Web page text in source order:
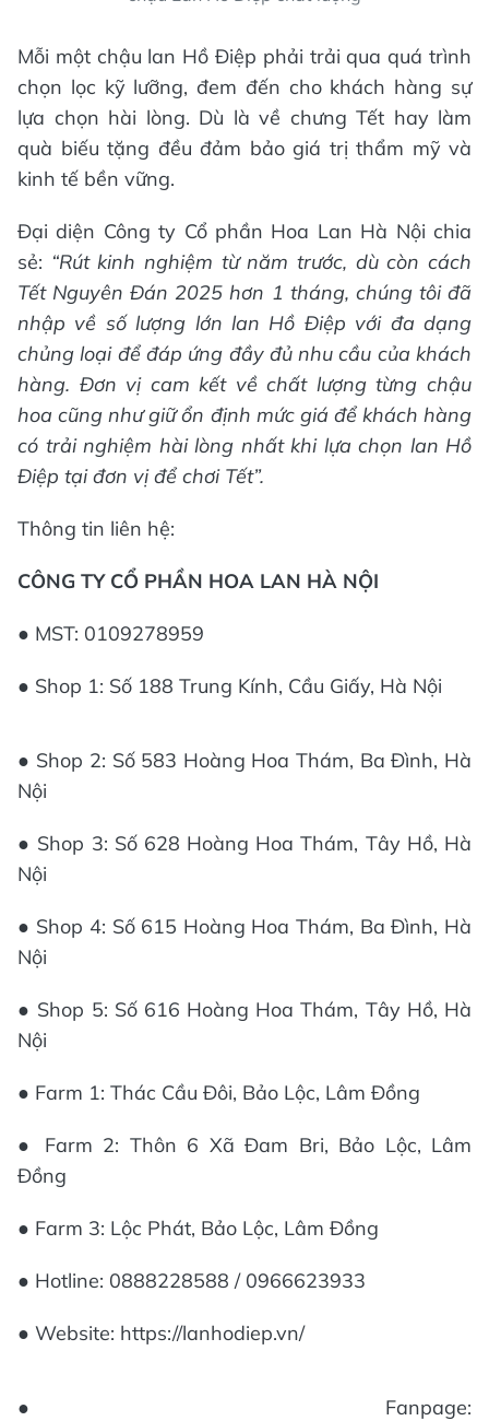
Mỗi một chậu lan Hồ Điệp phải trải qua quá trình
chọn lọc kỹ lưỡng, đem đến cho khách hàng sự
lựa chọn hài lòng. Dù là về chưng Tết hay làm
quà biếu tặng đều đảm bảo giá trị thẩm mỹ và
kinh tế bền vững.
Đại diện Công ty Cổ phần Hoa Lan Hà Nội chia
sẻ: “Rút kinh nghiệm từ năm trước, dù còn cách
Tết Nguyên Đán 2025 hơn 1 tháng, chúng tôi đã
nhập về số lượng lớn lan Hồ Điệp với đa dạng
chủng loại để đáp ứng đầy đủ nhu cầu của khách
hàng. Đơn vị cam kết về chất lượng từng chậu
hoa cũng như giữ ổn định mức giá để khách hàng
có trải nghiệm hài lòng nhất khi lựa chọn lan Hồ
Điệp tại đơn vị để chơi Tết”.
Thông tin liên hệ:
CÔNG TY CỔ PHẦN HOA LAN HÀ NỘI
● MST: 0109278959
● Shop 1: Số 188 Trung Kính, Cầu Giấy, Hà Nội
● Shop 2: Số 583 Hoàng Hoa Thám, Ba Đình, Hà
Nội
● Shop 3: Số 628 Hoàng Hoa Thám, Tây Hồ, Hà
Nội
● Shop 4: Số 615 Hoàng Hoa Thám, Ba Đình, Hà
Nội
● Shop 5: Số 616 Hoàng Hoa Thám, Tây Hồ, Hà
Nội
● Farm 1: Thác Cầu Đôi, Bảo Lộc, Lâm Đồng
● Farm 2: Thôn 6 Xã Đam Bri, Bảo Lộc, Lâm
Đồng
● Farm 3: Lộc Phát, Bảo Lộc, Lâm Đồng
● Hotline: 0888228588 / 0966623933
● Website: https://lanhodiep.vn/
● Fanpage: